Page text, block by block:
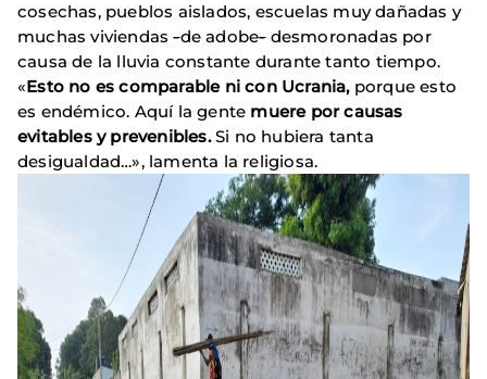
cosechas, pueblos aislados, escuelas muy dañadas y
muchas viviendas-de adobe-desmoronadas por
causa de la lluvia constante durante tanto tiempo.
«Esto no es comparable ni con Ucrania,porque esto
es endémico. Aquí la gente muere por causas
evitables y prevenibles.Si no hubiera tanta
desigualdad…», lamenta la religiosa.